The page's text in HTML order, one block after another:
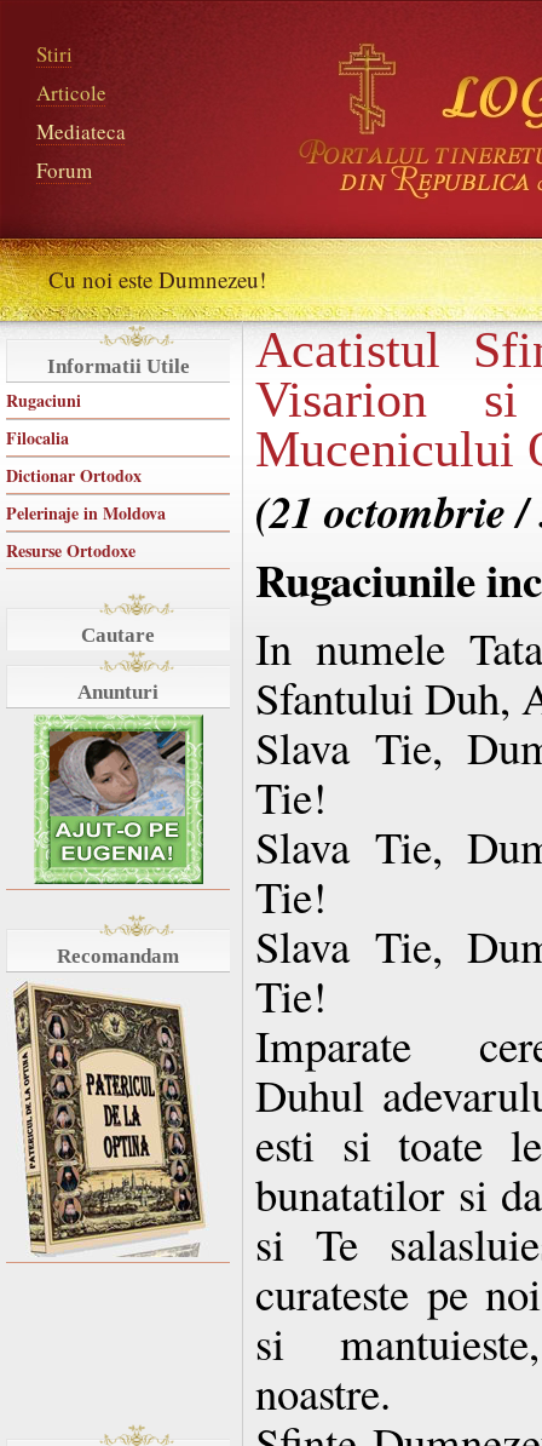
Stiri
Articole
Mediateca
Forum
Cu noi este Dumnezeu!
Informatii Utile
Rugaciuni
Filocalia
Dictionar Ortodox
Pelerinaje in Moldova
Resurse Ortodoxe
Cautare
Anunturi
Recomandam
Acatistul
Visarion
Mucenicului
(21 octombrie
Rugaciunile
In numele
Sfantului Duh,
Slava Tie,
Tie!
Slava Tie,
Tie!
Slava Tie,
Tie!
Imparate
Duhul
esti si toate
bunatatilor si
si Te
curateste pe
si
noastre.